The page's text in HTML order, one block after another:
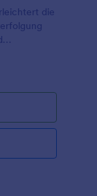
die
werden